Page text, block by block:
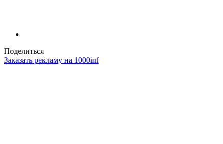
Поделиться
Заказать рекламу на 1000inf